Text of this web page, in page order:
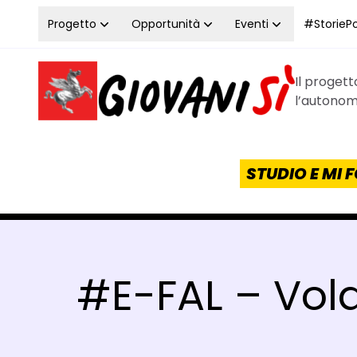
Vai al contenuto
Progetto Opportunità Eventi
Homepage Giovanisì - Progetto della Regione
Il
STUDIO E MI
#E-FAL –